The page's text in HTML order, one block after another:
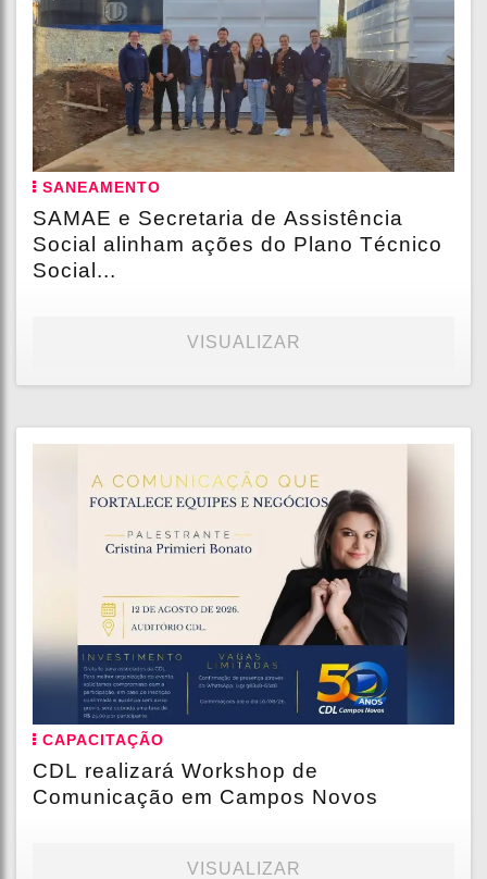
SANEAMENTO
SAMAE e Secretaria de Assistência
Social alinham ações do Plano Técnico
Social...
VISUALIZAR
CAPACITAÇÃO
CDL realizará Workshop de
Comunicação em Campos Novos
VISUALIZAR